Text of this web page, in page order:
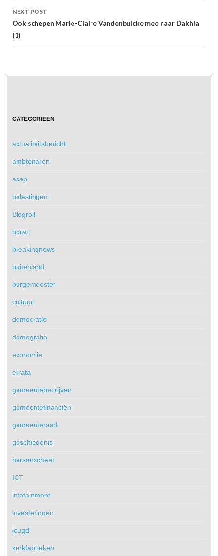
NEXT POST
Ook schepen Marie-Claire Vandenbulcke mee naar Dakhla
(1)
CATEGORIEËN
actualiteitsbericht
ambtenaren
asap
belastingen
Blogroll
borat
breakingnews
buitenland
burgemeester
cultuur
democratie
demografie
economie
errata
gemeentebedrijven
gemeentefinanciën
gemeenteraad
geschiedenis
hersenscheet
ICT
infotainment
investeringen
jeugd
kerkfabrieken